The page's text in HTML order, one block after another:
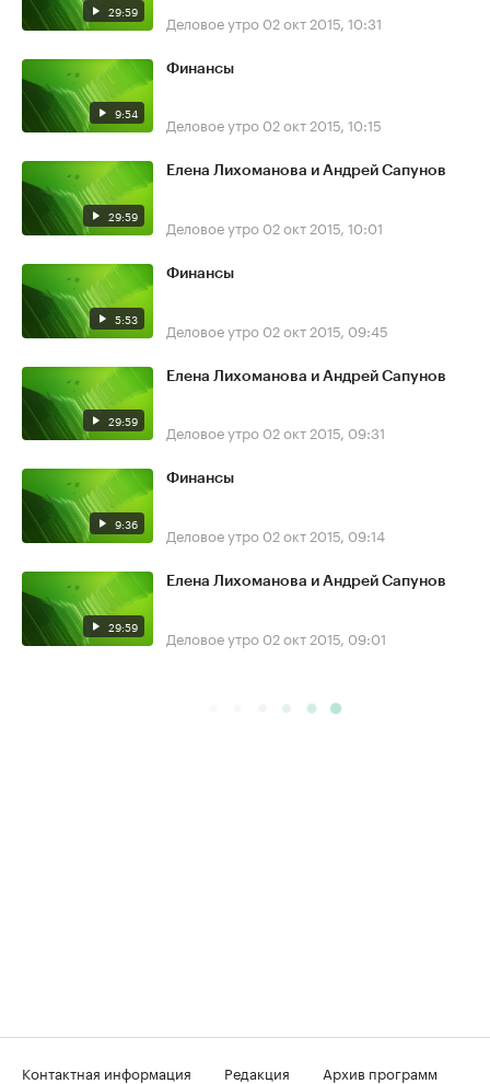
29:59 Деловое утро 02 окт 2015, 10:31
9:54
Финансы
Деловое утро 02 окт 2015, 10:15
29:59
Елена Лихоманова и Андрей Сапунов
Деловое утро 02 окт 2015, 10:01
5:53
Финансы
Деловое утро 02 окт 2015, 09:45
29:59
Елена Лихоманова и Андрей Сапунов
Деловое утро 02 окт 2015, 09:31
9:36
Финансы
Деловое утро 02 окт 2015, 09:14
29:59
Елена Лихоманова и Андрей Сапунов
Деловое утро 02 окт 2015, 09:01
Контактная информация Редакция
Архив программ